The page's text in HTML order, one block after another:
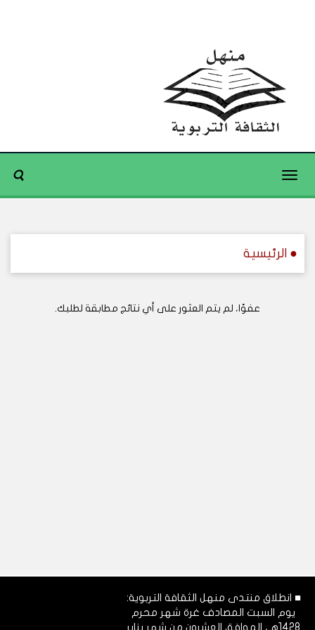
Toggle
● الرئيسية
عفوًا، لم يتم العثور على أي نتائج مطابقة لطلبك.
■ انطلاق منتدى منهل الثقافة التربوية:
يوم السبت المصادف غرة شهر محرم
1428هـ، الموافق العشرون من شهر يناير